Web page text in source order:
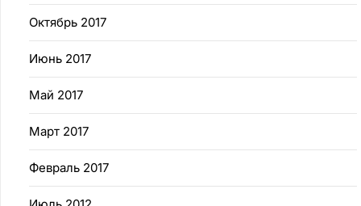
Октябрь 2017
Июнь 2017
Май 2017
Март 2017
Февраль 2017